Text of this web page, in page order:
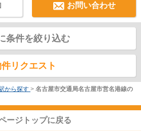
お問い合わせ
条件を絞り込む
リクエスト
から探す > 名古屋市交通局名古屋市営名港線の
ージトップに戻る